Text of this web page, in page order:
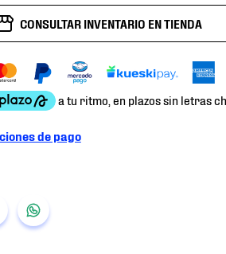
CONSULTAR INVENTARIO EN TIENDA
de pago